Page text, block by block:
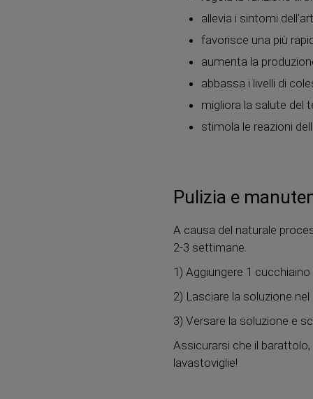
allevia i sintomi
favorisce una più
aumenta la
abbassa i livelli di
migliora la salute del
stimola le reazioni
Pulizia e
A causa del naturale
2-3 settimane.
1) Aggiungere 1
2) Lasciare la soluzione
3) Versare la soluzione e
Assicurarsi che il
lavastoviglie!